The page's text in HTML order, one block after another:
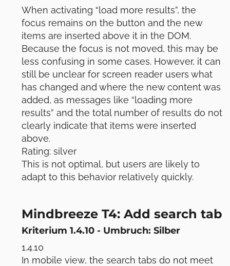
When activating “load more results”, the
focus remains on the button and the new
items are inserted above it in the DOM.
Because the focus is not moved, this may be
less confusing in some cases. However, it can
still be unclear for screen reader users what
has changed and where the new content was
added, as messages like “loading more
results” and the total number of results do not
clearly indicate that items were inserted
above.
Rating: silver
This is not optimal, but users are likely to
adapt to this behavior relatively quickly.
Mindbreeze T4: Add search tab
Kriterium 1.4.10 - Umbruch: Silber
1.4.10
In mobile view, the search tabs do not meet